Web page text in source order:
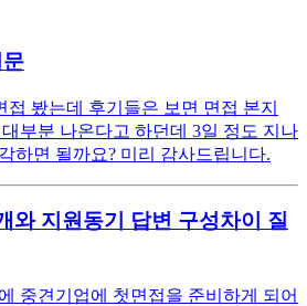
접 봤는데 후기들은 보면 면접 본지
부분 나온다고 하던데 3일 정도 지나
하면 될까요? 미리 감사드립니다.
와 지원동기 답변 구성차이 질
중견기업에 첫면접을 준비하게 되어